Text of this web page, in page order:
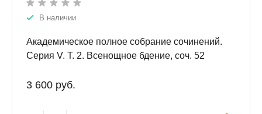
В наличии
Академическое полное собрание сочинений.
Серия V. Т. 2. Всенощное бдение, соч. 52
3 600 руб.